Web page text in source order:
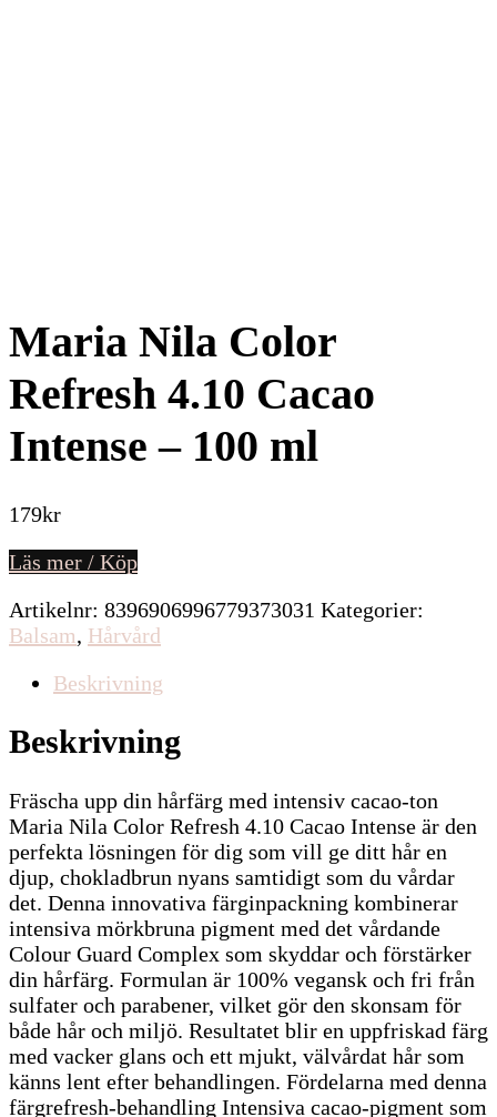
Maria Nila Color
Refresh 4.10 Cacao
Intense – 100 ml
179kr
Läs mer / Köp
Artikelnr: 8396906996779373031 Kategorier:
Balsam, Hårvård
Beskrivning
Beskrivning
Fräscha upp din hårfärg med intensiv cacao-ton
Maria Nila Color Refresh 4.10 Cacao Intense är den
perfekta lösningen för dig som vill ge ditt hår en
djup, chokladbrun nyans samtidigt som du vårdar
det. Denna innovativa färginpackning kombinerar
intensiva mörkbruna pigment med det vårdande
Colour Guard Complex som skyddar och förstärker
din hårfärg. Formulan är 100% vegansk och fri från
sulfater och parabener, vilket gör den skonsam för
både hår och miljö. Resultatet blir en uppfriskad färg
med vacker glans och ett mjukt, välvårdat hår som
känns lent efter behandlingen. Fördelarna med denna
färgrefresh-behandling Intensiva cacao-pigment som